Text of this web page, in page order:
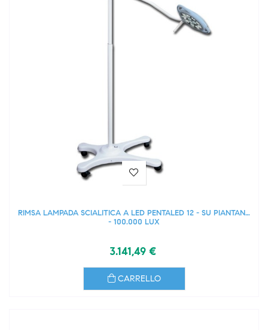
RIMSA LAMPADA SCIALITICA A LED PENTALED 12 - SU PIANTANA
- 100.000 LUX
3.141,49 €
CARRELLO